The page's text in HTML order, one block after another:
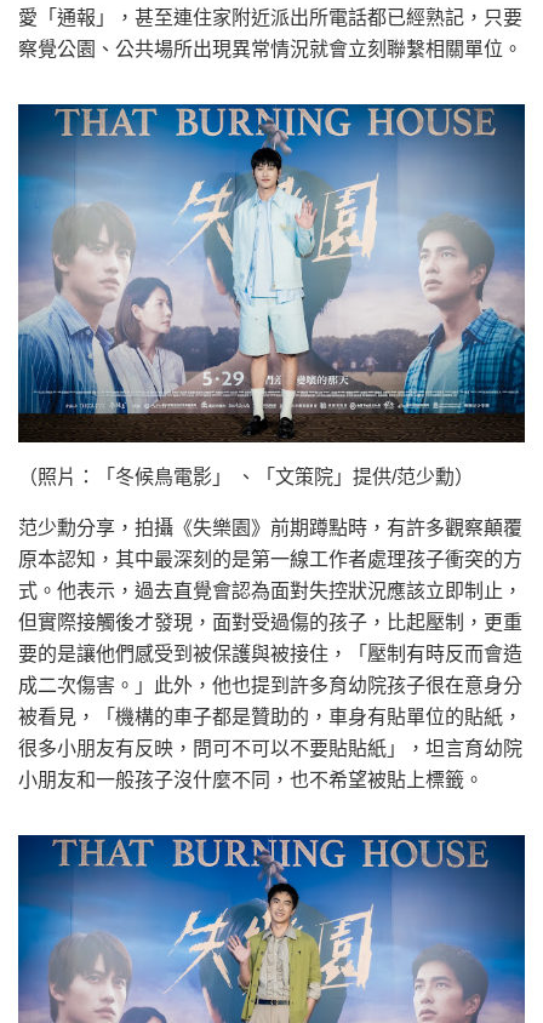
愛「通報」，甚至連住家附近派出所電話都已經熟記，只要
察覺公園、公共場所出現異常情況就會立刻聯繫相關單位。
（照片：「冬候鳥電影」 、「文策院」提供/范少勳）
范少勳分享，拍攝《失樂園》前期蹲點時，有許多觀察顛覆
原本認知，其中最深刻的是第一線工作者處理孩子衝突的方
式。他表示，過去直覺會認為面對失控狀況應該立即制止，
但實際接觸後才發現，面對受過傷的孩子，比起壓制，更重
要的是讓他們感受到被保護與被接住，「壓制有時反而會造
成二次傷害。」此外，他也提到許多育幼院孩子很在意身分
被看見，「機構的車子都是贊助的，車身有貼單位的貼紙，
很多小朋友有反映，問可不可以不要貼貼紙」，坦言育幼院
小朋友和一般孩子沒什麼不同，也不希望被貼上標籤。